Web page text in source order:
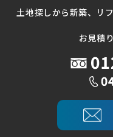
土地探しから新築、リ
お見積